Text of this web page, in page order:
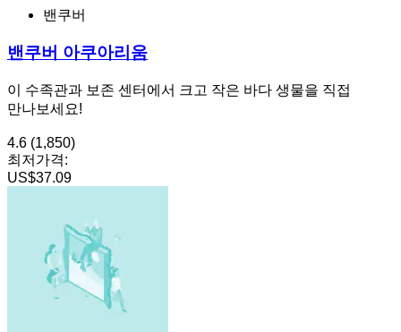
밴쿠버
밴쿠버 아쿠아리움
이 수족관과 보존 센터에서 크고 작은 바다 생물을 직접
만나보세요!
4.6 (1,850)
최저가격:
US$37.09